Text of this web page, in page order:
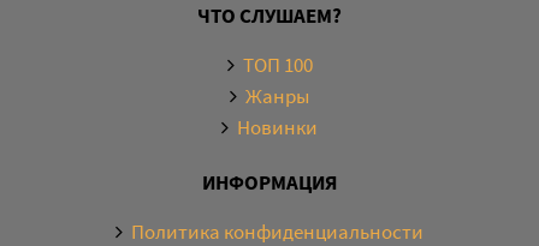
ЧТО СЛУШАЕМ?
ТОП 100
Жанры
Новинки
ИНФОРМАЦИЯ
Политика конфиденциальности